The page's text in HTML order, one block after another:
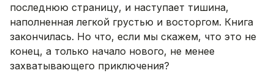
последнюю страницу, и наступает тишина,
наполненная легкой грустью и восторгом. Книга
закончилась. Но что, если мы скажем, что это не
конец, а только начало нового, не менее
захватывающего приключения?